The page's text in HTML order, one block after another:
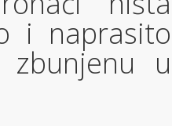
i naprasito
u